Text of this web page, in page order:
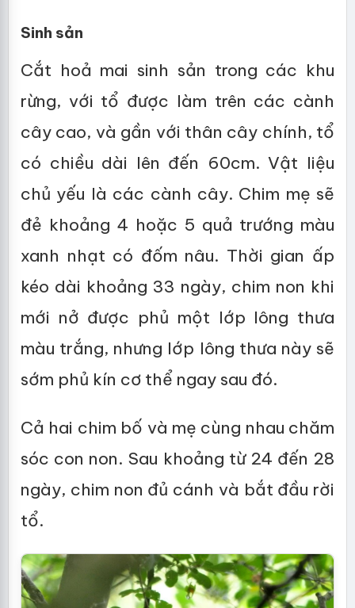
Sinh sản
Cắt hoả mai sinh sản trong các khu
rừng, với tổ được làm trên các cành
cây cao, và gần với thân cây chính, tổ
có chiều dài lên đến 60cm. Vật liệu
chủ yếu là các cành cây. Chim mẹ sẽ
đẻ khoảng 4 hoặc 5 quả trướng màu
xanh nhạt có đốm nâu. Thời gian ấp
kéo dài khoảng 33 ngày, chim non khi
mới nở được phủ một lớp lông thưa
màu trắng, nhưng lớp lông thưa này sẽ
sớm phủ kín cơ thể ngay sau đó.
Cả hai chim bố và mẹ cùng nhau chăm
sóc con non. Sau khoảng từ 24 đến 28
ngày, chim non đủ cánh và bắt đầu rời
tổ.